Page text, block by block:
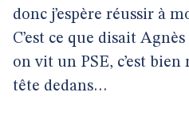
donc j’espère réussir à
C’est ce que disait
on vit un PSE, c’est
tête dedans…